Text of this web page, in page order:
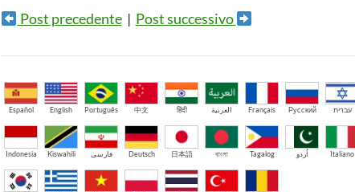
Post precedente| Post successivo
Español English Português 中文 हिंदी العربية Français Русский עברית
Indonesia Kiswahili فارسی Deutsch 日本語 বাংলা Tagalog اُردو Italiano